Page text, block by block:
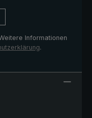
Informationen
.